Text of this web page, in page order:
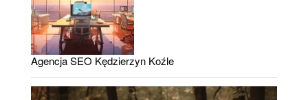
Agencja SEO Kędzierzyn Koźle